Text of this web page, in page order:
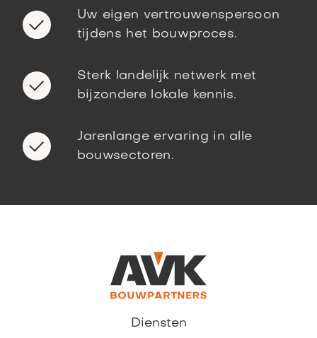
Uw eigen vertrouwenspersoon
tijdens het bouwproces.
Sterk landelijk netwerk met
bijzondere lokale kennis.
Jarenlange ervaring in alle
bouwsectoren.
Diensten